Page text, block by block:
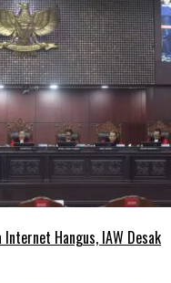
Hangus, IAW Desak